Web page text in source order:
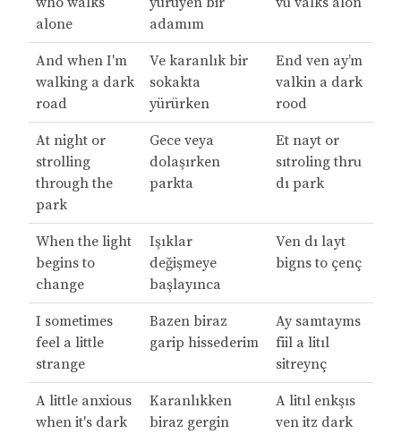
alone
adamım
And when I'm
walking a dark
road
Ve karanlık bir
sokakta
yürürken
End ven ay’m
valkin a dark
rood
At night or
strolling
through the
park
Gece veya
dolaşırken
parkta
Et nayt or
sıtroling thru
dı park
When the light
begins to
change
Işıklar
değişmeye
başlayınca
Ven dı layt
bigns to çenç
I sometimes
feel a little
strange
Bazen biraz
garip hissederim
Ay samtayms
fiil a litıl
sitreynç
A little anxious
when it's dark
Karanlıkken
biraz gergin
A litıl enkşıs
ven itz dark